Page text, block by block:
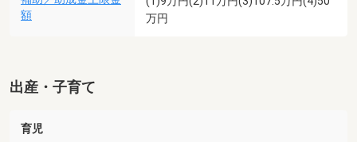
額
万円
出産・子育て
育児